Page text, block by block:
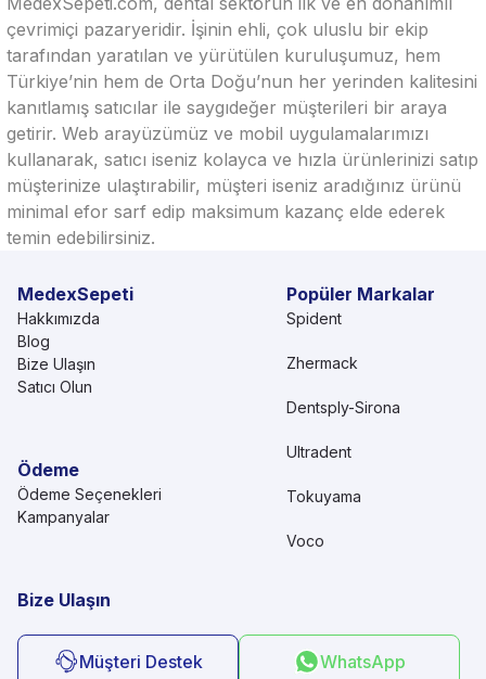
çevrimiçi pazaryeridir. İşinin ehli, çok uluslu bir ekip
tarafından yaratılan ve yürütülen kuruluşumuz, hem
Türkiye’nin hem de Orta Doğu’nun her yerinden kalitesini
kanıtlamış satıcılar ile saygıdeğer müşterileri bir araya
getirir. Web arayüzümüz ve mobil uygulamalarımızı
kullanarak, satıcı iseniz kolayca ve hızla ürünlerinizi satıp
müşterinize ulaştırabilir, müşteri iseniz aradığınız ürünü
minimal efor sarf edip maksimum kazanç elde ederek
temin edebilirsiniz.
MedexSepeti
Hakkımızda
Blog
Bize Ulaşın
Satıcı Olun
Ödeme
Ödeme Seçenekleri
Kampanyalar
Popüler Markalar
Spident
Zhermack
Dentsply-Sirona
Ultradent
Tokuyama
Voco
Bize Ulaşın
Müşteri Destek WhatsApp